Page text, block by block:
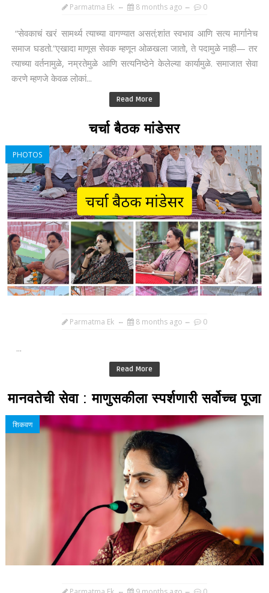
Parmatma Ek 8 months ago 0
“सेवकाचं खरं सामर्थ्य त्याच्या वागण्यात असतं;शांत स्वभाव आणि सत्य मार्गानेच
समाज घडतो.”एखादा माणूस सेवक म्हणून ओळखला जातो, ते पदामुळे नाही— तर
त्याच्या वर्तनामुळे, नम्रतेमुळे आणि सत्यनिष्ठेने केलेल्या कार्यामुळे. समाजात सेवा
करणे म्हणजे केवळ लोकां...
Read More
चर्चा बैठक मांडेसर
PHOTOS
Parmatma Ek 8 months ago 0
...
Read More
मानवतेची सेवा : माणुसकीला स्पर्शणारी सर्वोच्च पूजा
शिकवण